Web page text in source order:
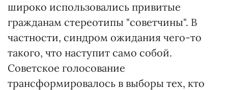
широко использовались привитые
гражданам стереотипы "советчины". В
частности, синдром ожидания чего-то
такого, что наступит само собой.
Советское голосование
трансформировалось в выборы тех, кто